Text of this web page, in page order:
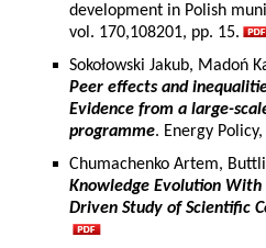
development in Polish
vol. 170,108201, pp. 15.
Sokołowski Jakub, Madoń
Peer effects and
Evidence from a large-
programme. Energy
Chumachenko Artem,
Knowledge Evolution
Driven Study of Scientific